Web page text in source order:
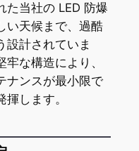
た当社の LED 防爆
い天候まで、過酷
設計されていま
な構造により、
ナンスが最小限で
します。